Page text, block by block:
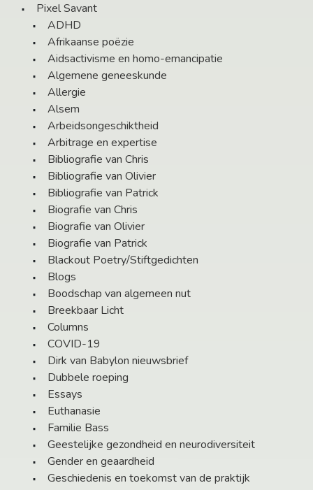
Pixel Savant
ADHD
Afrikaanse poëzie
Aidsactivisme en homo-emancipatie
Algemene geneeskunde
Allergie
Alsem
Arbeidsongeschiktheid
Arbitrage en expertise
Bibliografie van Chris
Bibliografie van Olivier
Bibliografie van Patrick
Biografie van Chris
Biografie van Olivier
Biografie van Patrick
Blackout Poetry/Stiftgedichten
Blogs
Boodschap van algemeen nut
Breekbaar Licht
Columns
COVID-19
Dirk van Babylon nieuwsbrief
Dubbele roeping
Essays
Euthanasie
Familie Bass
Geestelijke gezondheid en neurodiversiteit
Gender en geaardheid
Geschiedenis en toekomst van de praktijk